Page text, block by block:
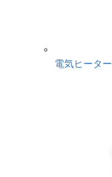
電気ヒーター